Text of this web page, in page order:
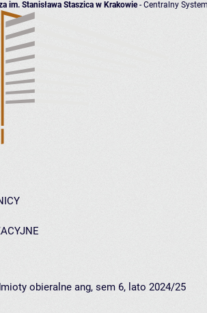
im. Stanisława Staszica w Krakowie- Centralny
obieralne ang, sem 6, lato 2024/25